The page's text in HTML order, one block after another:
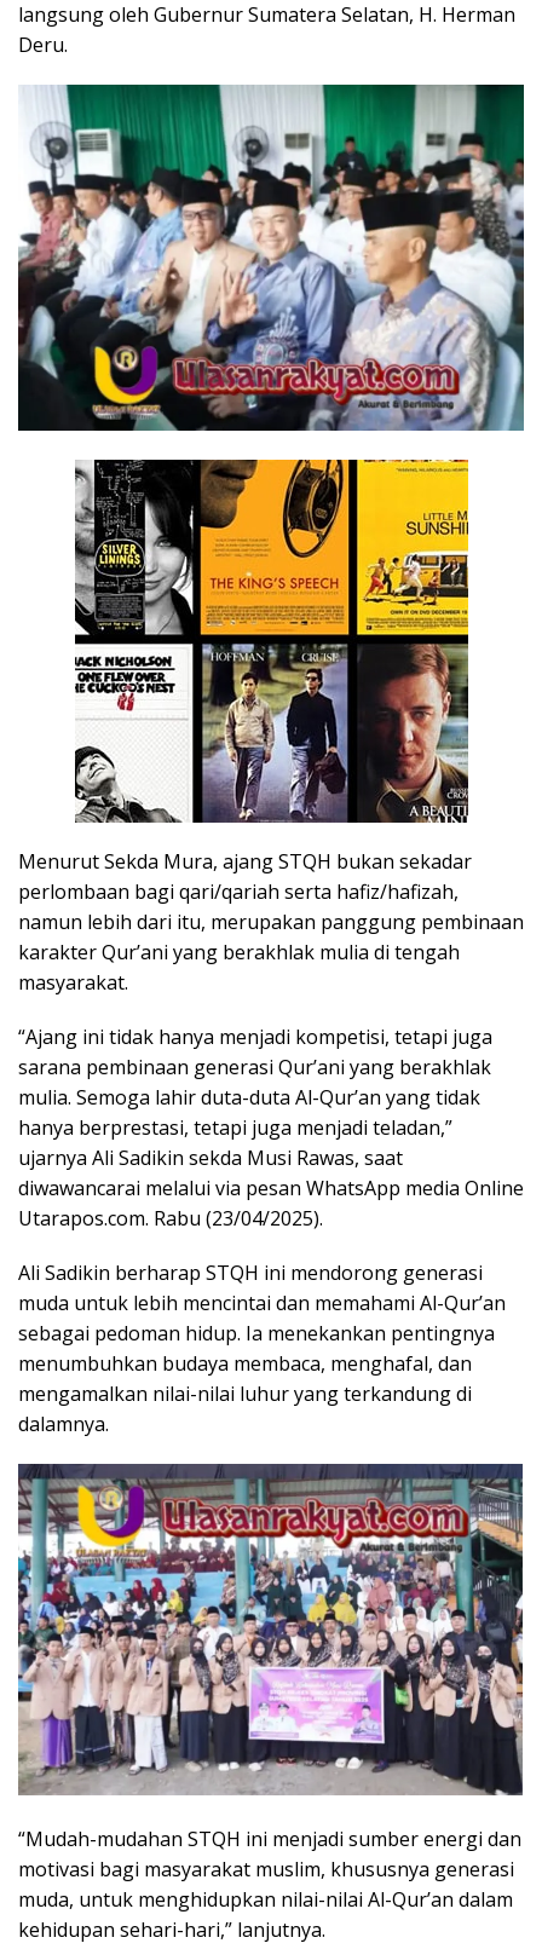
langsung oleh Gubernur Sumatera Selatan, H. Herman
Deru.
Menurut Sekda Mura, ajang STQH bukan sekadar
perlombaan bagi qari/qariah serta hafiz/hafizah,
namun lebih dari itu, merupakan panggung pembinaan
karakter Qur’ani yang berakhlak mulia di tengah
masyarakat.
“Ajang ini tidak hanya menjadi kompetisi, tetapi juga
sarana pembinaan generasi Qur’ani yang berakhlak
mulia. Semoga lahir duta-duta Al-Qur’an yang tidak
hanya berprestasi, tetapi juga menjadi teladan,”
ujarnya Ali Sadikin sekda Musi Rawas, saat
diwawancarai melalui via pesan WhatsApp media Online
Utarapos.com. Rabu (23/04/2025).
Ali Sadikin berharap STQH ini mendorong generasi
muda untuk lebih mencintai dan memahami Al-Qur’an
sebagai pedoman hidup. Ia menekankan pentingnya
menumbuhkan budaya membaca, menghafal, dan
mengamalkan nilai-nilai luhur yang terkandung di
dalamnya.
“Mudah-mudahan STQH ini menjadi sumber energi dan
motivasi bagi masyarakat muslim, khususnya generasi
muda, untuk menghidupkan nilai-nilai Al-Qur’an dalam
kehidupan sehari-hari,” lanjutnya.